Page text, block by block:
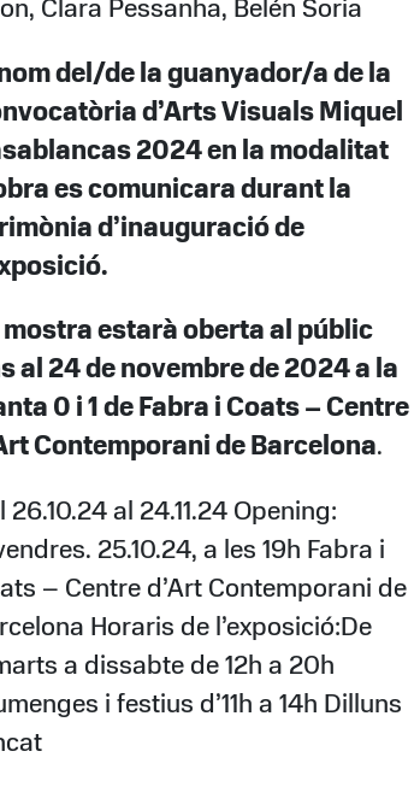
Clara Pessanha, Belén Soria
nom del/de la guanyador/a de la
d’Arts Visuals Miquel
2024 en la modalitat
es comunicara durant la
d’inauguració de
mostra estarà oberta al públic
al 24 de novembre de 2024 a la
0 i 1 de Fabra i Coats – Centre
Contemporani de Barcelona.
26.10.24 al 24.11.24 Opening:
25.10.24, a les 19h Fabra i
– Centre d’Art Contemporani de
Horaris de l’exposició:De
a dissabte de 12h a 20h
i festius d’11h a 14h Dilluns